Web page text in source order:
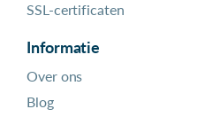
SSL-certificaten
Informatie
Over ons
Blog